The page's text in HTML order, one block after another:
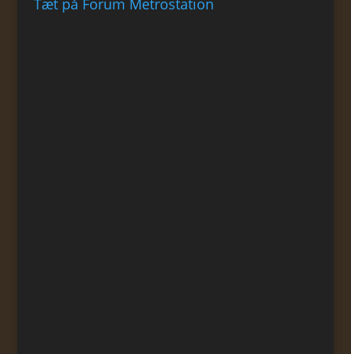
Tæt på Forum Metrostation